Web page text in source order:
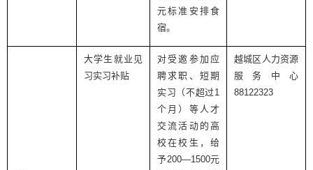
元标准安排食
宿。
大学生就业见
习实习补贴
对受邀参加应
聘求职、短期
实习（不超过1
个月）等人才
交流活动的高
校在校生，给
予200—1500元
越城区人力资源
服务中心
88122323